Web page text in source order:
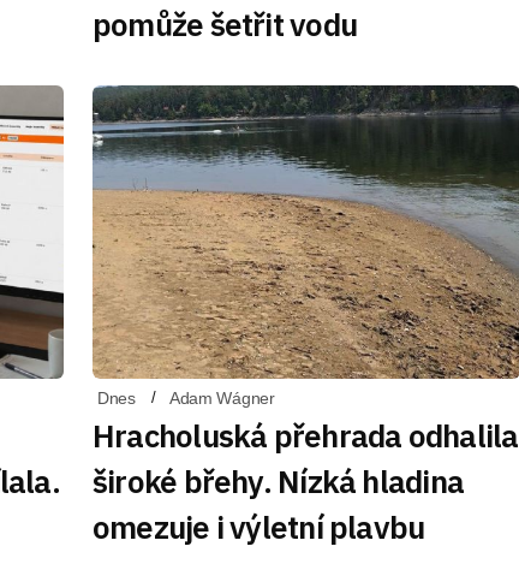
pomůže šetřit vodu
Dnes Adam Wágner
Hracholuská přehrada odhalila
široké břehy. Nízká hladina
omezuje i výletní plavbu